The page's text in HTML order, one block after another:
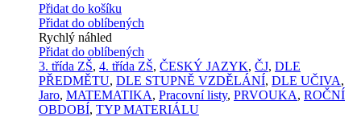
Přidat do košíku
Přidat do oblíbených
Rychlý náhled
Přidat do oblíbených
3. třída ZŠ, 4. třída ZŠ, ČESKÝ JAZYK, ČJ, DLE
PŘEDMĚTU, DLE STUPNĚ VZDĚLÁNÍ, DLE UČIVA,
Jaro, MATEMATIKA, Pracovní listy, PRVOUKA, ROČNÍ
OBDOBÍ, TYP MATERIÁLU